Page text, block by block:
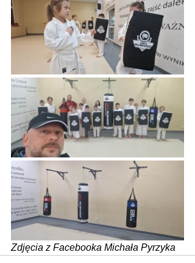
Zdjęcia z Facebooka Michała Pyrzyka